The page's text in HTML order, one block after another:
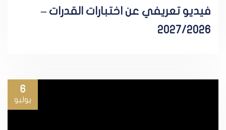
فيديو تعريفي عن اختبارات القدرات –
2027/2026
6
يوليو